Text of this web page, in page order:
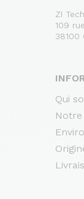
ZI
109
38100
Qui